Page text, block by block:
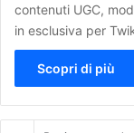
contenuti UGC,
in esclusiva per
Scopri di più